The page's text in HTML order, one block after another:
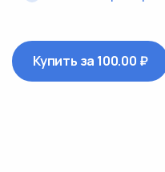
Купить за 100.00 ₽